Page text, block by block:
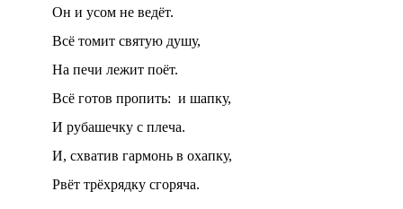
Он и усом не ведёт.
Всё томит святую душу,
На печи лежит поёт.
Всё готов пропить: и шапку,
И рубашечку с плеча.
И, схватив гармонь в охапку,
Рвёт трёхрядку сгоряча.